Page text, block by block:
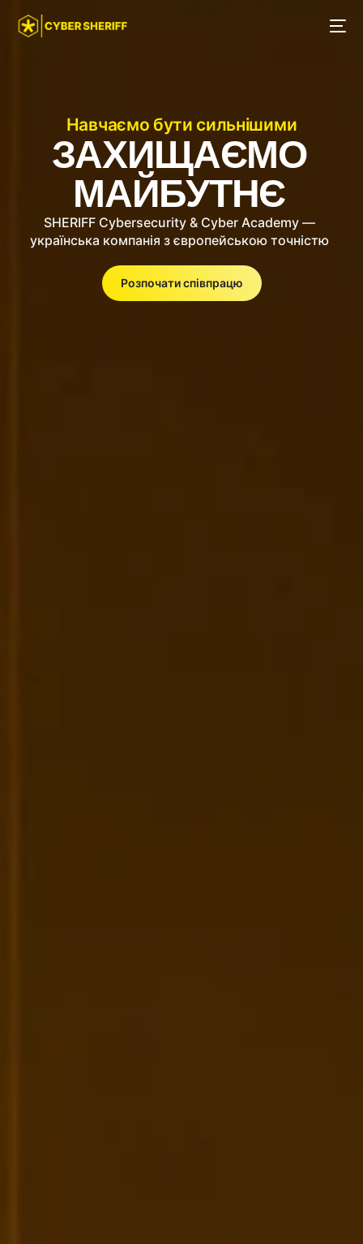
Навчаємо бути сильнішими
ЗАХИЩАЄМО
МАЙБУТНЄ
SHERIFF Cybersecurity & Cyber Academy —
українська компанія з європейською точністю
Розпочати співпрацю